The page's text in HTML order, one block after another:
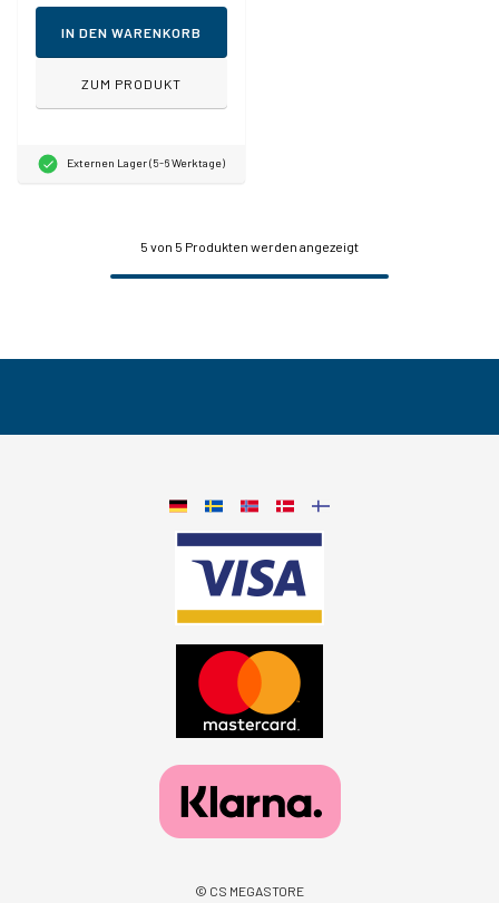
IN DEN WARENKORB
ZUM PRODUKT
Externen Lager (5-6 Werktage)
5 von 5 Produkten werden angezeigt
© CS MEGASTORE